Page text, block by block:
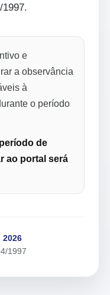
1997.
e
a observância
à
o período
de
ao portal será
2026
1997